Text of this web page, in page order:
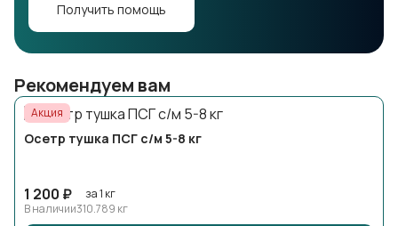
Получить помощь
Рекомендуем вам
Акция
Осетр тушка ПСГ с/м 5-8 кг
1 200 ₽
за 1 кг
В наличии310.789 кг